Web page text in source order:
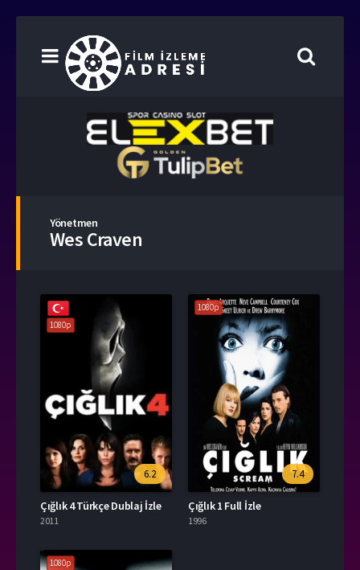
Yönetmen
Wes Craven
1080p
6.2
Çığlık 4 Türkçe Dublaj İzle
2011
1080p
7.4
Çığlık 1 Full İzle
1996
1080p